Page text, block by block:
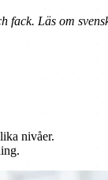
fack. Läs om
nivåer.